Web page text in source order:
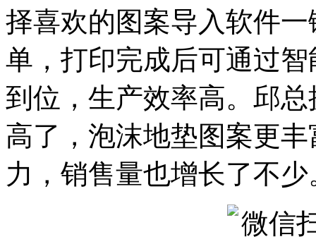
择喜欢的图案导入软件
单，打印完成后可通过
到位，生产效率高。邱
高了，泡沫地垫图案更
力，销售量也增长了不少